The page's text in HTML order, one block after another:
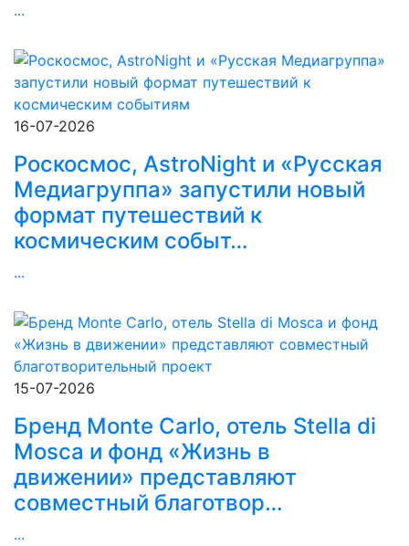
...
16-07-2026
Роскосмос, AstroNight и «Русская
Медиагруппа» запустили новый
формат путешествий к
космическим событ…
...
15-07-2026
Бренд Monte Carlo, отель Stella di
Mosca и фонд «Жизнь в
движении» представляют
совместный благотвор…
...